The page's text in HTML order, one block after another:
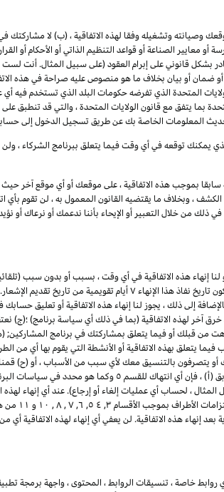
وتشغيله وفقا لهذه الاتفاقية ، (ب) لا مشاركتك
أو معايير الصناعة أو قواعد التنظيم الذاتي أو الأحكام
بشكل قانوني على إبرام العقود (على سبيل المثال. أنت
أو بيان بخلاف ما هو منصوص عليه صراحة في هذه
المتحدة الذي تفرضه حكومات البلد الذي تستخدم فيه
بما يتفق مع قانون الولايات المتحدة ، والتي قد تنطبق
المعلومات الخاصة بك عن طريق تسجيل الدخول إلى
يمكنك توقعه في أي وقت فيما يتعلق ببرنامج الشركاء ،
بموجب هذه الاتفاقية ، على موقعك أو أي موقع آخر
، وبخلاف ما يقتضيه القانون المعمول به ، لن تقوم بأي
من خلال التعبير أو الإيحاء بأننا ندعمك أو نرعاك أو
إنهاء هذه الاتفاقية في أي وقت ، بسبب أو بدون سبب
تاريخ نفاذ هذا الإنهاء ۷أيام تقويمية من تاريخ تقديم
إلى ذلك ، يجوز لنا إنهاء هذه الاتفاقية أو تعليق
آخر لهذه الاتفاقية (بما في ذلك أي سياسة برنامج) ؛(ج)
من قبلك أو فيما يتعلق بمشاركتك في برنامج
يتعلق بهذه الاتفاقية أو الأنشطة التي يقوم بها أي من
يتصرفون بالتنسيق معك لأي سبب من الأسباب ، أو (ح)
للمشاركين. لتجنب الشك وعلى سبيل المثال لا الحصر لأغراض القسم
، لحساب أي عمليات إلغاء أو إرجاع). عند أي إنهاء
الأطراف بموجب الأقسام ۳, ٤ ٥, ٦, ۷ , ۸ , ۱۰ و ۱۱ من
إنهاء هذه الاتفاقية. لن يعفي أي إنهاء لهذه
خاصة ، تنسيقات الروابط ، المحتوى ، واجهة برمجة